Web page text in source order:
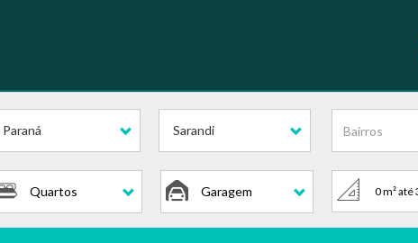
Paraná Sarandi
Quartos Garagem